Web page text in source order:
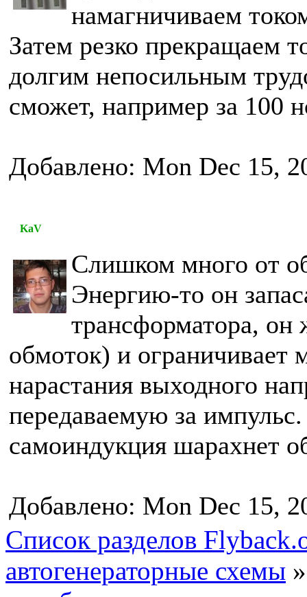
намагничиваем
Затем резко прекращаем
долгим непосильным
сможет, например за 100
Добавлено: Mon Dec 15,
KaV
Слишком много от
Энергию-то он
трансформатора, он
обмоток) и ограничивает
нарастания выходного
передаваемую за
самоиндукция шарахнет
Добавлено: Mon Dec 15,
Список разделов
автогенераторные схемы